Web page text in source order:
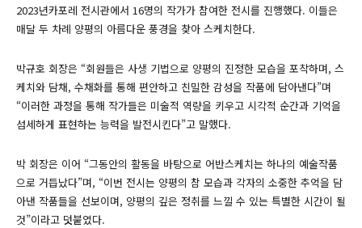
2023년카포레 전시관에서 16명의 작가가 참여한 전시를 진행했다. 이들은
매달 두 차례 양평의 아름다운 풍경을 찾아 스케치한다.
박규호 회장은 “회원들은 사생 기법으로 양평의 진정한 모습을 포착하며, 스
케치와 담채, 수채화를 통해 편안하고 친밀한 감성을 작품에 담아낸다”며
“이러한 과정을 통해 작가들은 미술적 역량을 키우고 시각적 순간과 기억을
섬세하게 표현하는 능력을 발전시킨다”고 말했다.
박 회장은 이어 “그동안의 활동을 바탕으로 어반스케치는 하나의 예술작품
으로 거듭났다”며, “이번 전시는 양평의 참 모습과 각자의 소중한 추억을 담
아낸 작품들을 선보이며, 양평의 깊은 정취를 느낄 수 있는 특별한 시간이 될
것”이라고 덧붙였다.